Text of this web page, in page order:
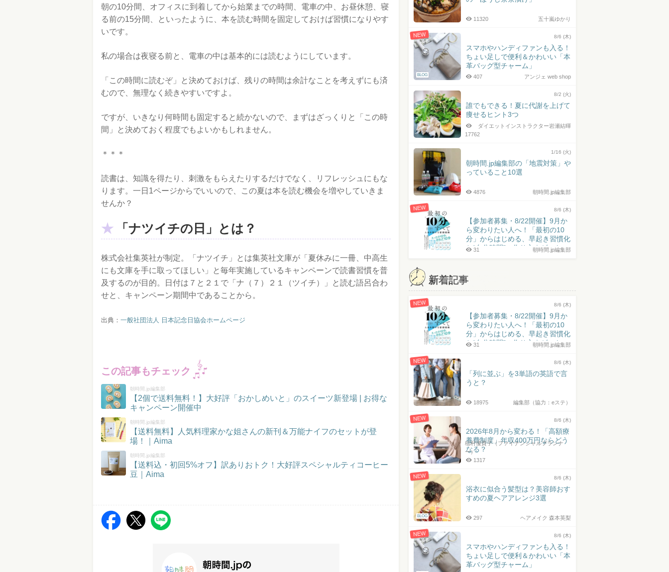
朝の10分間、オフィスに到着してから始業までの時間、電車の中、お昼休憩、寝
る前の15分間、といったように、本を読む時間を固定しておけば習慣になりやす
いです。
私の場合は夜寝る前と、電車の中は基本的には読むようにしています。
「この時間に読むぞ」と決めておけば、残りの時間は余計なことを考えずにも済
むので、無理なく続きやすいですよ。
ですが、いきなり何時間も固定すると続かないので、まずはざっくりと「この時
間」と決めておく程度でもよいかもしれません。
＊＊＊
読書は、知識を得たり、刺激をもらえたりするだけでなく、リフレッシュにもな
ります。一日1ページからでいいので、この夏は本を読む機会を増やしていきま
せんか？
「ナツイチの日」とは？
株式会社集英社が制定。「ナツイチ」とは集英社文庫が「夏休みに一冊、中高生
にも文庫を手に取ってほしい」と毎年実施しているキャンペーンで読書習慣を普
及するのが目的。日付は７と２１で「ナ（７）２１（ツイチ）」と読む語呂合わ
せと、キャンペーン期間中であることから。
出典： 一般社団法人 日本記念日協会ホームページ
この記事もチェック
朝時間.jp編集部
【2個で送料無料！】大好評「おかしめいと」のスイーツ新登場 | お得な
キャンペーン開催中
朝時間.jp編集部
【送料無料】人気料理家かな姐さんの新刊＆万能ナイフのセットが登
場！｜Aima
朝時間.jp編集部
【送料込・初回5%オフ】訳ありおトク！大好評スペシャルティコーヒー
豆｜Aima
五十嵐ゆかり
11320
NEW
BLOG
8/6 (木)
スマホやハンディファンも入る！
ちょい足しで便利＆かわいい「本
革バッグ型チャーム」
アンジェ web shop
407
8/2 (火)
誰でもできる！夏に代謝を上げて
痩せるヒント3つ
ダイエットインストラクター岩瀬結暉
17762
1/16 (火)
朝時間.jp編集部の「地震対策」や
っていること10選
朝時間.jp編集部
4876
NEW 8/6 (木)
【参加者募集・8/22開催】9月か
ら変わりたい人へ！「最初の10
分」からはじめる、早起き習慣化
と“自分時間”の作り方｜ゲスト：
朝時間.jp編集部
31
新着記事
NEW 8/6 (木)
【参加者募集・8/22開催】9月か
ら変わりたい人へ！「最初の10
分」からはじめる、早起き習慣化
と“自分時間”の作り方｜ゲスト：
朝時間.jp編集部
31
NEW 8/6 (木)
「列に並ぶ」を3単語の英語で言
うと？
編集部（協力：eステ）
18975
NEW 8/6 (木)
2026年8月から変わる！「高額療
養費制度」年収400万円ならどう
なる？
稲村優貴子（ファイナンシャルプランナ
ー）
1317
NEW
BLOG
8/6 (木)
浴衣に似合う髪型は？美容師おす
すめの夏ヘアアレンジ3選
ヘアメイク 森本英梨
297
NEW 8/6 (木)
スマホやハンディファンも入る！
ちょい足しで便利＆かわいい「本
革バッグ型チャーム」